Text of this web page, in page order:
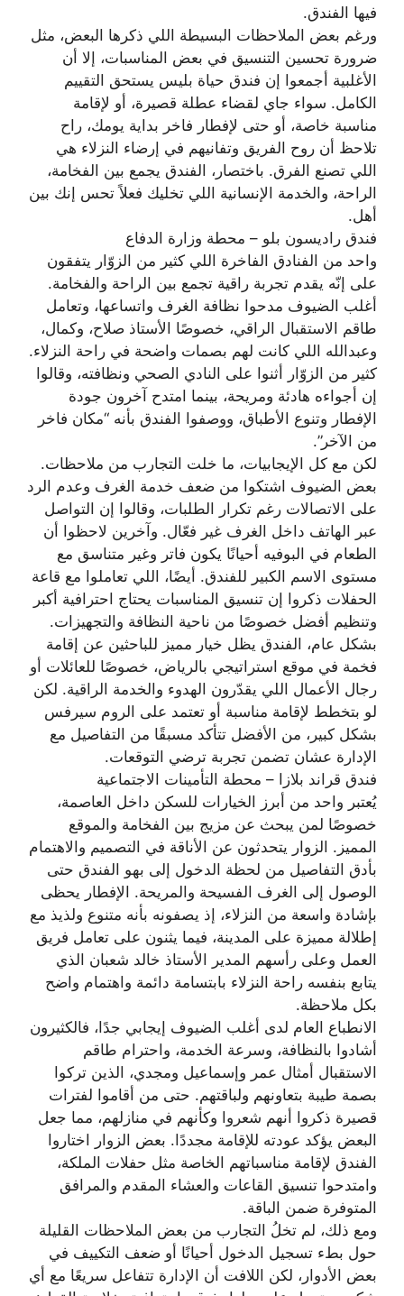
فيها الفندق.
ورغم بعض الملاحظات البسيطة اللي ذكرها البعض، مثل
ضرورة تحسين التنسيق في بعض المناسبات، إلا أن
الأغلبية أجمعوا إن فندق حياة بليس يستحق التقييم
الكامل. سواء جاي لقضاء عطلة قصيرة، أو لإقامة
مناسبة خاصة، أو حتى لإفطار فاخر بداية يومك، راح
تلاحظ أن روح الفريق وتفانيهم في إرضاء النزلاء هي
اللي تصنع الفرق. باختصار، الفندق يجمع بين الفخامة،
الراحة، والخدمة الإنسانية اللي تخليك فعلاً تحس إنك بين
أهل.
فندق راديسون بلو – محطة وزارة الدفاع
واحد من الفنادق الفاخرة اللي كثير من الزوّار يتفقون
على إنّه يقدم تجربة راقية تجمع بين الراحة والفخامة.
أغلب الضيوف مدحوا نظافة الغرف واتساعها، وتعامل
طاقم الاستقبال الراقي، خصوصًا الأستاذ صلاح، وكمال،
وعبدالله اللي كانت لهم بصمات واضحة في راحة النزلاء.
كثير من الزوّار أثنوا على النادي الصحي ونظافته، وقالوا
إن أجواءه هادئة ومريحة، بينما امتدح آخرون جودة
الإفطار وتنوع الأطباق، ووصفوا الفندق بأنه “مكان فاخر
من الآخر”.
لكن مع كل الإيجابيات، ما خلت التجارب من ملاحظات.
بعض الضيوف اشتكوا من ضعف خدمة الغرف وعدم الرد
على الاتصالات رغم تكرار الطلبات، وقالوا إن التواصل
عبر الهاتف داخل الغرف غير فعّال. وآخرين لاحظوا أن
الطعام في البوفيه أحيانًا يكون فاتر وغير متناسق مع
مستوى الاسم الكبير للفندق. أيضًا، اللي تعاملوا مع قاعة
الحفلات ذكروا إن تنسيق المناسبات يحتاج احترافية أكبر
وتنظيم أفضل خصوصًا من ناحية النظافة والتجهيزات.
بشكل عام، الفندق يظل خيار مميز للباحثين عن إقامة
فخمة في موقع استراتيجي بالرياض، خصوصًا للعائلات أو
رجال الأعمال اللي يقدّرون الهدوء والخدمة الراقية. لكن
لو بتخطط لإقامة مناسبة أو تعتمد على الروم سيرفس
بشكل كبير، من الأفضل تتأكد مسبقًا من التفاصيل مع
الإدارة عشان تضمن تجربة ترضي التوقعات.
فندق قراند بلازا – محطة التأمينات الاجتماعية
يُعتبر واحد من أبرز الخيارات للسكن داخل العاصمة،
خصوصًا لمن يبحث عن مزيج بين الفخامة والموقع
المميز. الزوار يتحدثون عن الأناقة في التصميم والاهتمام
بأدق التفاصيل من لحظة الدخول إلى بهو الفندق حتى
الوصول إلى الغرف الفسيحة والمريحة. الإفطار يحظى
بإشادة واسعة من النزلاء، إذ يصفونه بأنه متنوع ولذيذ مع
إطلالة مميزة على المدينة، فيما يثنون على تعامل فريق
العمل وعلى رأسهم المدير الأستاذ خالد شعبان الذي
يتابع بنفسه راحة النزلاء بابتسامة دائمة واهتمام واضح
بكل ملاحظة.
الانطباع العام لدى أغلب الضيوف إيجابي جدًا، فالكثيرون
أشادوا بالنظافة، وسرعة الخدمة، واحترام طاقم
الاستقبال أمثال عمر وإسماعيل ومجدي، الذين تركوا
بصمة طيبة بتعاونهم ولباقتهم. حتى من أقاموا لفترات
قصيرة ذكروا أنهم شعروا وكأنهم في منازلهم، مما جعل
البعض يؤكد عودته للإقامة مجددًا. بعض الزوار اختاروا
الفندق لإقامة مناسباتهم الخاصة مثل حفلات الملكة،
وامتدحوا تنسيق القاعات والعشاء المقدم والمرافق
المتوفرة ضمن الباقة.
ومع ذلك، لم تخلُ التجارب من بعض الملاحظات القليلة
حول بطء تسجيل الدخول أحيانًا أو ضعف التكييف في
بعض الأدوار، لكن اللافت أن الإدارة تتفاعل سريعًا مع أي